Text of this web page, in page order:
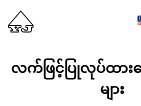
လက်ဖြင့်ပြုလုပ်ထားသ
များ